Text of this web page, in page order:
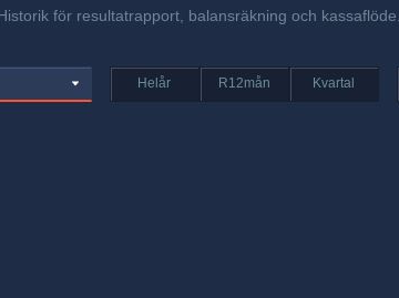
för resultatrapport, balansräkning och kassaflöde.
Helår R12mån Kvartal